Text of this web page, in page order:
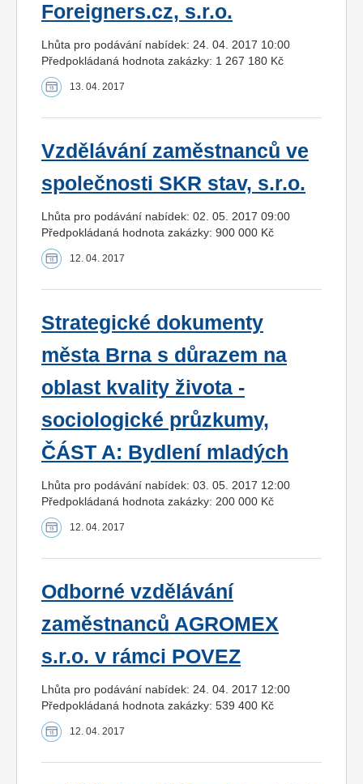
Foreigners.cz, s.r.o.
Lhůta pro podávání nabídek: 24. 04. 2017 10:00
Předpokládaná hodnota zakázky: 1 267 180 Kč
13. 04. 2017
Vzdělávání zaměstnanců ve
společnosti SKR stav, s.r.o.
Lhůta pro podávání nabídek: 02. 05. 2017 09:00
Předpokládaná hodnota zakázky: 900 000 Kč
12. 04. 2017
Strategické dokumenty
města Brna s důrazem na
oblast kvality života -
sociologické průzkumy,
ČÁST A: Bydlení mladých
Lhůta pro podávání nabídek: 03. 05. 2017 12:00
Předpokládaná hodnota zakázky: 200 000 Kč
12. 04. 2017
Odborné vzdělávání
zaměstnanců AGROMEX
s.r.o. v rámci POVEZ
Lhůta pro podávání nabídek: 24. 04. 2017 12:00
Předpokládaná hodnota zakázky: 539 400 Kč
12. 04. 2017